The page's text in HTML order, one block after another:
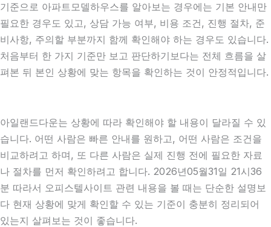
기준으로 아파트모델하우스를 알아보는 경우에는 기본 안내만
필요한 경우도 있고, 상담 가능 여부, 비용 조건, 진행 절차, 준
비사항, 주의할 부분까지 함께 확인해야 하는 경우도 있습니다.
처음부터 한 가지 기준만 보고 판단하기보다는 전체 흐름을 살
펴본 뒤 본인 상황에 맞는 항목을 확인하는 것이 안정적입니다.
아일랜드다운는 상황에 따라 확인해야 할 내용이 달라질 수 있
습니다. 어떤 사람은 빠른 안내를 원하고, 어떤 사람은 조건을
비교하려고 하며, 또 다른 사람은 실제 진행 전에 필요한 자료
나 절차를 먼저 확인하려고 합니다. 2026년05월31일 21시36
분 따라서 오피스텔사이트 관련 내용을 볼 때는 단순한 설명보
다 현재 상황에 맞게 확인할 수 있는 기준이 충분히 정리되어
있는지 살펴보는 것이 좋습니다.